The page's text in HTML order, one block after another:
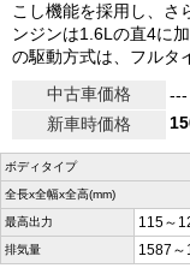
こし機能を採用し、さ
ンジンは1.6Lの直4に
の駆動方式は、フルタ
中古車価格
---
新車時価格
ボディタイプ
全長x全幅x全高(mm)
最高出力 115～
排気量 1587